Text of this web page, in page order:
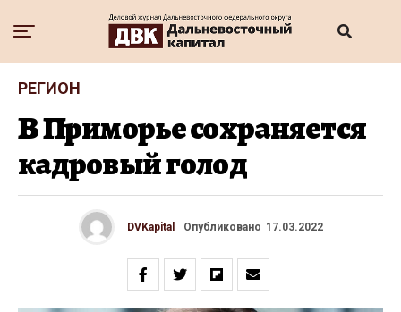
РЕГИОН
В Приморье сохраняется
кадровый голод
DVKapital Опубликовано 17.03.2022